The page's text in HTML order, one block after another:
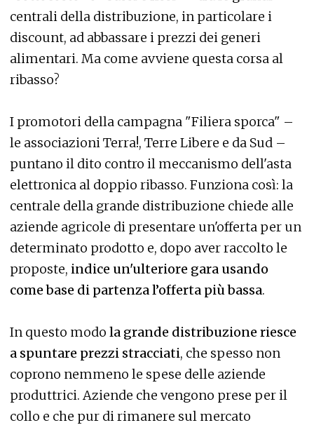
centrali della distribuzione, in particolare i
discount, ad abbassare i prezzi dei generi
alimentari. Ma come avviene questa corsa al
ribasso?
I promotori della campagna "Filiera sporca" –
le associazioni Terra!, Terre Libere e da Sud –
puntano il dito contro il meccanismo dell'asta
elettronica al doppio ribasso. Funziona così: la
centrale della grande distribuzione chiede alle
aziende agricole di presentare un'offerta per un
determinato prodotto e, dopo aver raccolto le
proposte, indice un'ulteriore gara usando
come base di partenza l’offerta più bassa.
In questo modo la grande distribuzione riesce
a spuntare prezzi stracciati, che spesso non
coprono nemmeno le spese delle aziende
produttrici. Aziende che vengono prese per il
collo e che pur di rimanere sul mercato